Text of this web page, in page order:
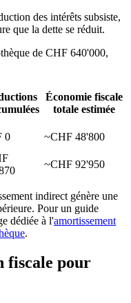
des intérêts subsiste,
que la dette se réduit.
de CHF 640'000,
Économie fiscale
totale estimée
0
~CHF 48'800
~CHF 92'950
indirect génère une
Pour un guide
dédiée à l'amortissement
.
fiscale pour